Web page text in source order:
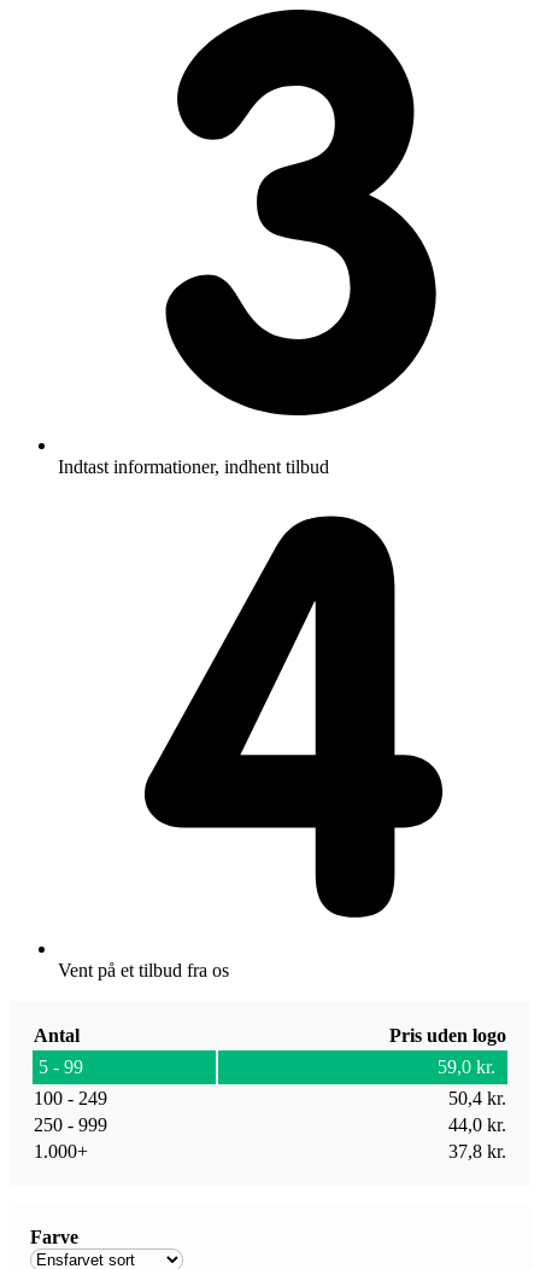
Indtast informationer, indhent tilbud
Vent på et tilbud fra os
Antal
Pris uden logo
5 - 99
59,0 kr.
100 - 249
50,4 kr.
250 - 999
44,0 kr.
1.000+
37,8 kr.
Farve